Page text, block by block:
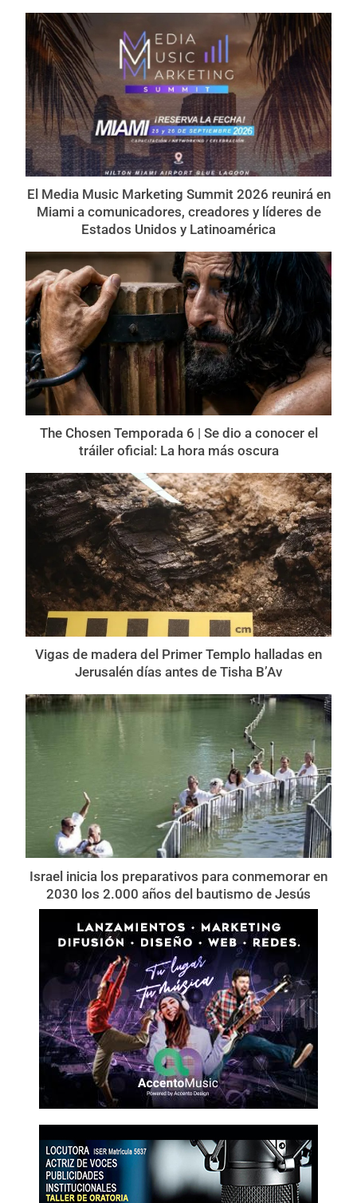
El Media Music Marketing Summit 2026 reunirá en
Miami a comunicadores, creadores y líderes de
Estados Unidos y Latinoamérica
The Chosen Temporada 6 | Se dio a conocer el
tráiler oficial: La hora más oscura
Vigas de madera del Primer Templo halladas en
Jerusalén días antes de Tisha B’Av
Israel inicia los preparativos para conmemorar en
2030 los 2.000 años del bautismo de Jesús